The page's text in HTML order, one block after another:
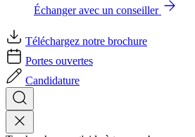
Échanger avec un conseiller
Téléchargez notre brochure
Portes ouvertes
Candidature